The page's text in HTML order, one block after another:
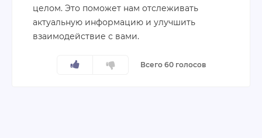
целом. Это поможет нам отслеживать
актуальную информацию и улучшить
взаимодействие с вами.
Всего 60 голосов